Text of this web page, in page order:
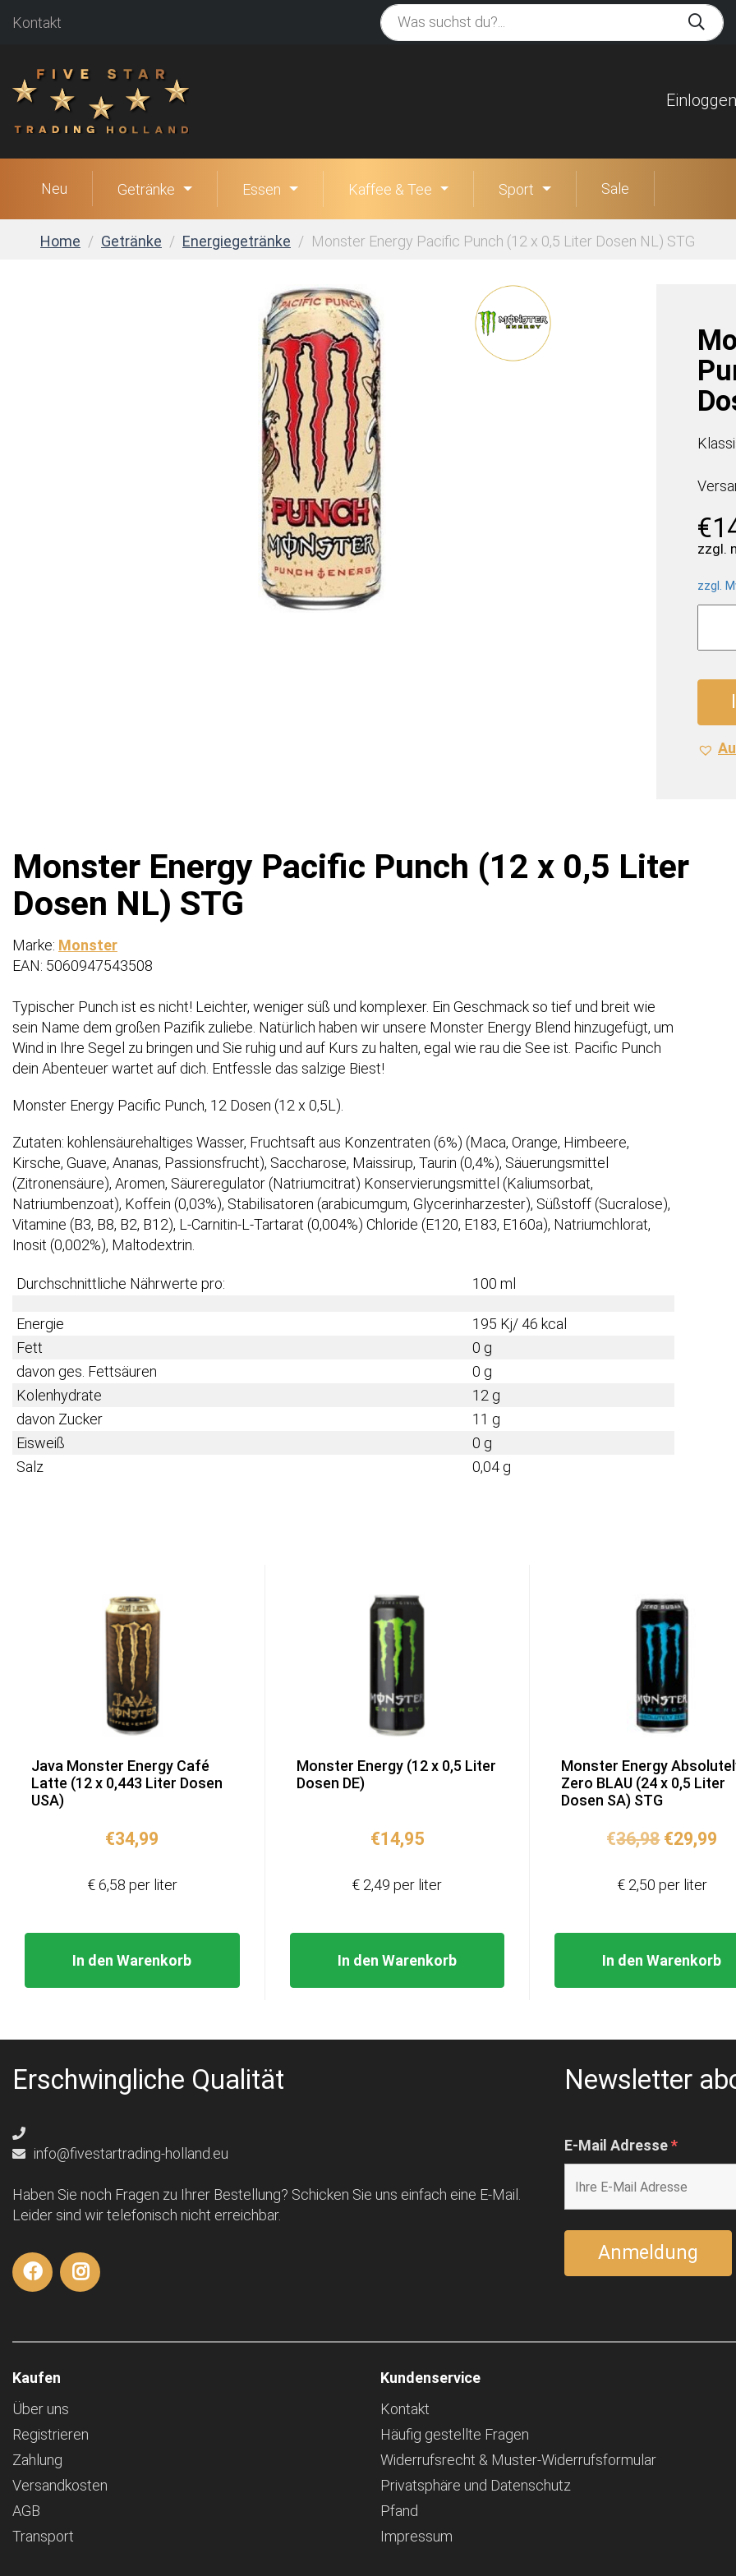
Kontakt
Einloggen
Neu Getränke Essen Kaffee & Tee Sport Sale
Home Getränke Energiegetränke Monster Energy Pacific Punch (12 x 0,5 Liter Dosen NL) STG
€
zzgl.
zzgl.
0,5
Liter
Monster Energy Pacific Punch (12 x 0,5 Liter
Dosen NL) STG
Marke: Monster
EAN: 5060947543508
Typischer Punch ist es nicht! Leichter, weniger süß und komplexer. Ein Geschmack so tief und breit wie
sein Name dem großen Pazifik zuliebe. Natürlich haben wir unsere Monster Energy Blend hinzugefügt, um
Wind in Ihre Segel zu bringen und Sie ruhig und auf Kurs zu halten, egal wie rau die See ist. Pacific Punch
dein Abenteuer wartet auf dich. Entfessle das salzige Biest!
Monster Energy Pacific Punch, 12 Dosen (12 x 0,5L).
Zutaten: kohlensäurehaltiges Wasser, Fruchtsaft aus Konzentraten (6%) (Maca, Orange, Himbeere,
Kirsche, Guave, Ananas, Passionsfrucht), Saccharose, Maissirup, Taurin (0,4%), Säuerungsmittel
(Zitronensäure), Aromen, Säureregulator (Natriumcitrat) Konservierungsmittel (Kaliumsorbat,
Natriumbenzoat), Koffein (0,03%), Stabilisatoren (arabicumgum, Glycerinharzester), Süßstoff (Sucralose),
Vitamine (B3, B8, B2, B12), L-Carnitin-L-Tartarat (0,004%) Chloride (E120, E183, E160a), Natriumchlorat,
Inosit (0,002%), Maltodextrin.
Durchschnittliche Nährwerte pro: 100 ml
Energie
195 Kj/ 46 kcal
Fett
0 g
davon ges. Fettsäuren
0 g
Kolenhydrate
12 g
davon Zucker
11 g
Eisweiß
0 g
Salz
0,04 g
Java Monster Energy Café
Latte (12 x 0,443 Liter Dosen
USA)
€34,99
In den Warenkorb
€ 6,58 per liter
Monster Energy (12 x 0,5 Liter
Dosen DE)
€14,95
In den Warenkorb
€ 2,49 per liter
Monster Energy
Zero BLAU (24 x 0,5 Liter
Dosen SA) STG
€36,98
war:
€29,99
In den Warenkorb
€ 2,50 per liter
Erschwingliche Qualität
info@fivestartrading-holland.eu
Haben Sie noch Fragen zu Ihrer Bestellung? Schicken Sie uns einfach eine E-Mail.
Leider sind wir telefonisch nicht erreichbar.
Newsletter
E-Mail Adresse*
Kaufen
Über uns
Registrieren
Zahlung
Versandkosten
AGB
Transport
Kundenservice
Kontakt
Häufig gestellte Fragen
Widerrufsrecht & Muster-Widerrufsformular
Privatsphäre und Datenschutz
Pfand
Impressum